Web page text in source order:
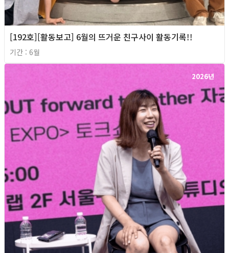
[192호][활동보고] 6월의 뜨거운 친구사이 활동기록!!
기간 : 6월
2026년